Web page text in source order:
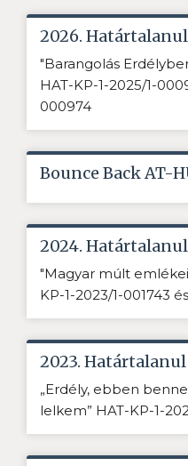
2026. Határtalanul
"Barangolás
HAT-KP-1-2025/1-
000974
Bounce Back AT-
2024. Határtalanul
"Magyar múlt
KP-1-2023/1-001743
2023. Határtalanul
„Erdély, ebben
lelkem” HAT-KP-1-